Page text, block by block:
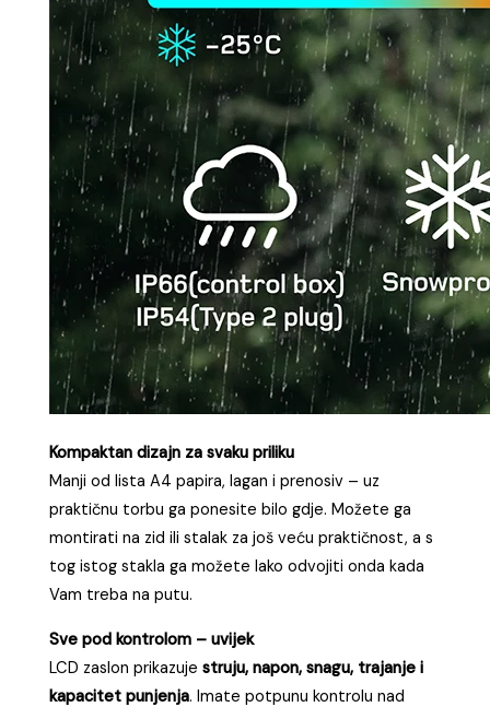
Kompaktan dizajn za svaku priliku
Manji od lista A4 papira, lagan i prenosiv – uz
praktičnu torbu ga ponesite bilo gdje. Možete ga
montirati na zid ili stalak za još veću praktičnost, a s
tog istog stakla ga možete lako odvojiti onda kada
Vam treba na putu.
Sve pod kontrolom – uvijek
LCD zaslon prikazujestruju, napon, snagu, trajanje i
kapacitet punjenja. Imate potpunu kontrolu nad